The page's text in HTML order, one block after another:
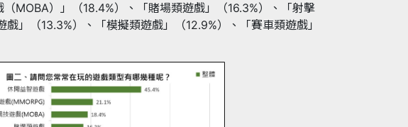
（MOBA）」（18.4%）、「賭場類遊戲」（16.3%）、「射擊
」（13.3%）、「模擬類遊戲」（12.9%）、「賽車類遊戲」